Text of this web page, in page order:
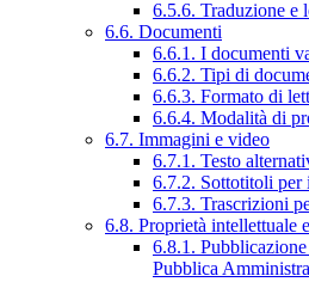
6.5.6. Traduzione e
6.6. Documenti
6.6.1. I documenti
6.6.2. Tipi di
6.6.3. Formato di
6.6.4. Modalità di
6.7. Immagini e video
6.7.1. Testo
6.7.2. Sottotitoli per
6.7.3. Trascrizioni
6.8. Proprietà intellettuale
6.8.1.
Pubblica